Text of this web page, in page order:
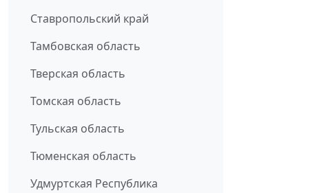
Ставропольский край
Тамбовская область
Тверская область
Томская область
Тульская область
Тюменская область
Удмуртская Республика